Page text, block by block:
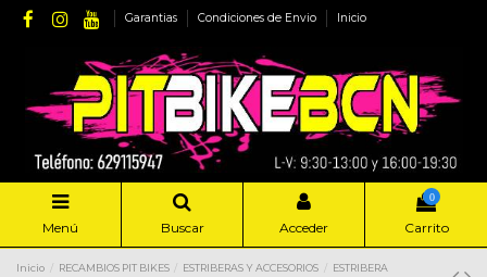
Garantias Condiciones de Envio Inicio
Menú Buscar Acceder
0
Carrito
Inicio RECAMBIOS PIT BIKES ESTRIBERAS Y ACCESORIOS
ESTRIBERA